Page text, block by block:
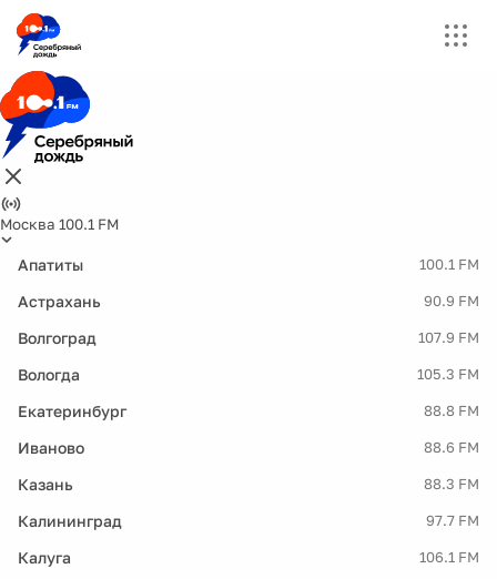
Москва 100.1 FM
Апатиты 100.1 FM
Астрахань 90.9 FM
Волгоград 107.9 FM
Вологда 105.3 FM
Екатеринбург 88.8 FM
Иваново 88.6 FM
Казань 88.3 FM
Калининград 97.7 FM
Калуга 106.1 FM